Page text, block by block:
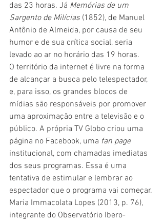
das 23 horas. Já Memórias de um
Sargento de Milícias (1852), de Manuel
Antônio de Almeida, por causa de seu
humor e de sua crítica social, seria
levado ao ar no horário das 19 horas.
O território da internet é livre na forma
de alcançar a busca pelo telespectador,
e, para isso, os grandes blocos de
mídias são responsáveis por promover
uma aproximação entre a televisão e o
público. A própria TV Globo criou uma
página no Facebook, uma fan page
institucional, com chamadas imediatas
dos seus programas. Essa é uma
tentativa de estimular e lembrar ao
espectador que o programa vai começar.
Maria Immacolata Lopes (2013, p. 76),
integrante do Observatório Ibero-